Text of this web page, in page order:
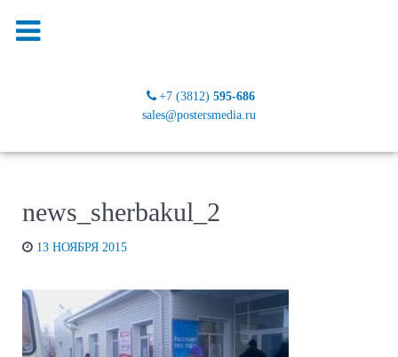
+7 (3812)595-686
sales@postersmedia.ru
news_sherbakul_2
13 НОЯБРЯ 2015